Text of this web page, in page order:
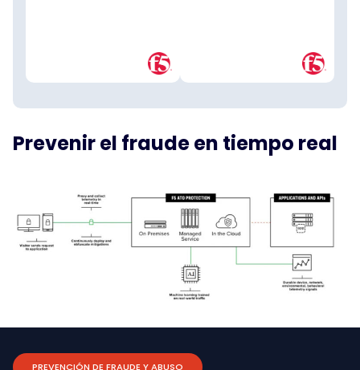
Prevenir el fraude en tiempo real
PREVENCIÓN DE FRAUDE Y ABUSO